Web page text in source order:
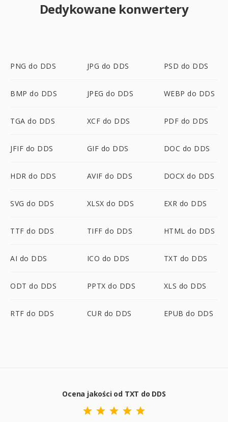
Dedykowane konwertery
PNG do DDS JPG do DDS PSD do DDS
BMP do DDS JPEG do DDS WEBP do DDS
TGA do DDS XCF do DDS PDF do DDS
JFIF do DDS GIF do DDS DOC do DDS
HDR do DDS AVIF do DDS DOCX do DDS
SVG do DDS XLSX do DDS EXR do DDS
TTF do DDS TIFF do DDS HTML do DDS
AI do DDS ICO do DDS TXT do DDS
ODT do DDS PPTX do DDS XLS do DDS
RTF do DDS CUR do DDS EPUB do DDS
Ocena jakości od TXT do DDS